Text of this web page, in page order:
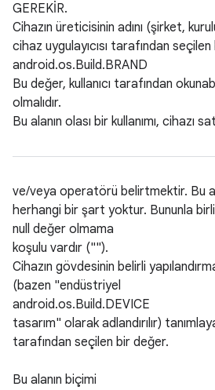
GEREKİR.
Cihazın üreticisinin adını (şirket,
cihaz uygulayıcısı tarafından
android.os.Build.BRAND
Bu değer, kullanıcı tarafından
olmalıdır.
Bu alanın olası bir kullanımı, cihazı
ve/veya operatörü belirtmektir. Bu
herhangi bir şart yoktur. Bununla
null değer olmama
koşulu vardır ("").
Cihazın gövdesinin belirli
(bazen "endüstriyel
android.os.Build.DEVICE
tasarım" olarak adlandırılır)
tarafından seçilen bir değer.
Bu alanın biçimi